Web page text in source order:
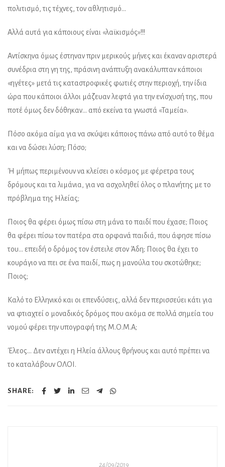
πολιτισμό, τις τέχνες, τον αθλητισμό…
Αλλά αυτά για κάποιους είναι «λαϊκισμός»!!!
Αντίσκηνα όμως έστηναν πριν μερικούς μήνες και έκαναν αριστερά
συνέδρια στη γη της, πράσινη ανάπτυξη ανακάλυπταν κάποιοι
«ηγέτες» μετά τις καταστροφικές φωτιές στην περιοχή, την ίδια
ώρα που κάποιοι άλλοι μάζευαν λεφτά για την ενίσχυσή της, που
ποτέ όμως δεν δόθηκαν… από εκείνα τα γνωστά «Ταμεία».
Πόσο ακόμα αίμα για να σκύψει κάποιος πάνω από αυτό το θέμα
και να δώσει λύση; Πόσο;
Ή μήπως περιμένουν να κλείσει ο κόσμος με φέρετρα τους
δρόμους και τα λιμάνια, για να ασχοληθεί όλος ο πλανήτης με το
πρόβλημα της Ηλείας;
Ποιος θα φέρει όμως πίσω στη μάνα το παιδί που έχασε; Ποιος
θα φέρει πίσω τον πατέρα στα ορφανά παιδιά, που άφησε πίσω
του… επειδή ο δρόμος τον έστειλε στον Άδη; Ποιος θα έχει το
κουράγιο να πει σε ένα παιδί, πως η μανούλα του σκοτώθηκε;
Ποιος;
Καλό το Ελληνικό και οι επενδύσεις, αλλά δεν περισσεύει κάτι για
να φτιαχτεί ο μοναδικός δρόμος που ακόμα σε πολλά σημεία του
νομού φέρει την υπογραφή της Μ.Ο.Μ.Α;
Έλεος… Δεν αντέχει η Ηλεία άλλους θρήνους και αυτό πρέπει να
το καταλάβουν ΟΛΟΙ.
SHARE:
24/09/2019